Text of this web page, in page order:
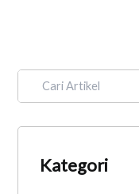
Kategori